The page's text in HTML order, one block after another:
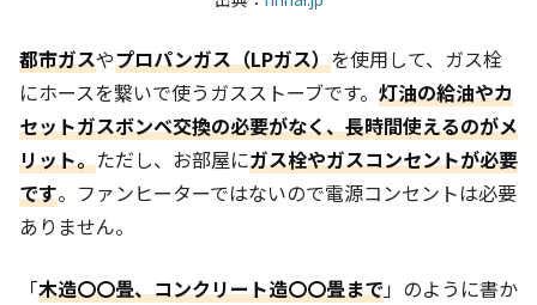
都市ガスやプロパンガス（LPガス）を使用して、ガス栓
にホースを繋いで使うガスストーブです。 灯油の給油やカ
セットガスボンベ交換の必要がなく、長時間使えるのがメ
リット。ただし、お部屋にガス栓やガスコンセントが必要
です。ファンヒーターではないので電源コンセントは必要
ありません。
「木造〇〇畳、コンクリート造〇〇畳まで」のように書か